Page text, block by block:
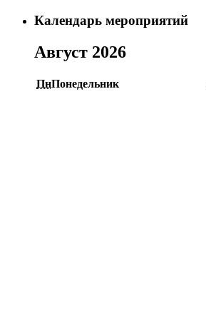
Календарь мероприятий
Август 2026
ПнПонедельник